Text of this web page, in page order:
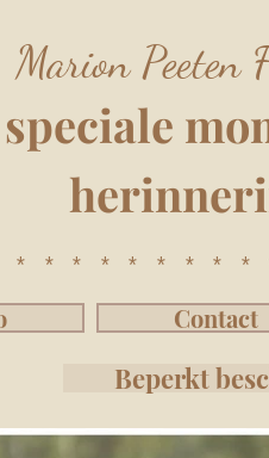
Marion Peeten
Contact
Beperkt